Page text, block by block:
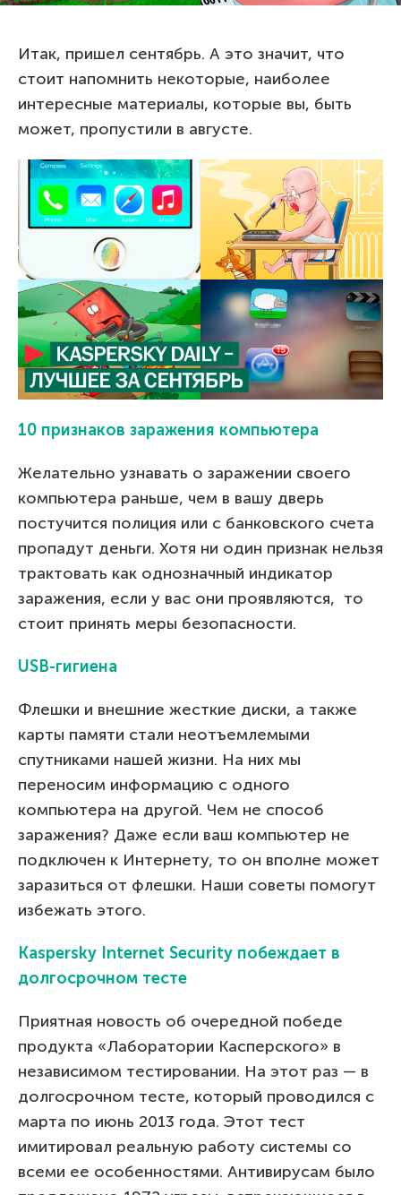
Итак, пришел сентябрь. А это значит, что
стоит напомнить некоторые, наиболее
интересные материалы, которые вы, быть
может, пропустили в августе.
10 признаков заражения компьютера
Желательно узнавать о заражении своего
компьютера раньше, чем в вашу дверь
постучится полиция или с банковского счета
пропадут деньги. Хотя ни один признак нельзя
трактовать как однозначный индикатор
заражения, если у вас они проявляются, то
стоит принять меры безопасности.
USB-гигиена
Флешки и внешние жесткие диски, а также
карты памяти стали неотъемлемыми
спутниками нашей жизни. На них мы
переносим информацию с одного
компьютера на другой. Чем не способ
заражения? Даже если ваш компьютер не
подключен к Интернету, то он вполне может
заразиться от флешки. Наши советы помогут
избежать этого.
Kaspersky Internet Security побеждает в
долгосрочном тесте
Приятная новость об очередной победе
продукта «Лаборатории Касперского» в
независимом тестировании. На этот раз — в
долгосрочном тесте, который проводился с
марта по июнь 2013 года. Этот тест
имитировал реальную работу системы со
всеми ее особенностями. Антивирусам было